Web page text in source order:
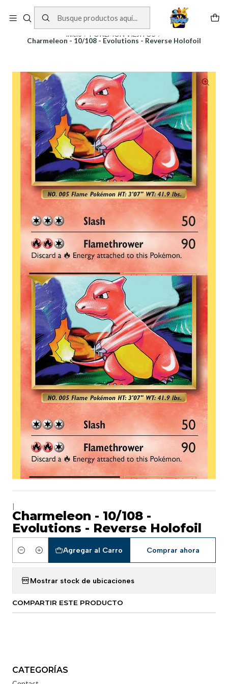
Inicio
POKEMON VIEJITOS
Charmeleon - 10/108 - Evolutions - Reverse Holofoil
Charmeleon - 10/108 -
Evolutions - Reverse Holofoil
Cantidad
Agregar al Carro Comprar ahora
Mostrar stock de ubicaciones
COMPARTIR ESTE PRODUCTO
CATEGORÍAS